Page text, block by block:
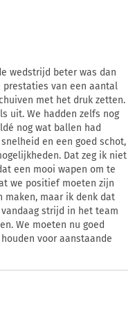
wedstrijd beter was dan
prestaties van een aantal
met het druk zetten.
uit. We hadden zelfs nog
nog wat ballen had
en een goed schot,
Dat zeg ik niet
een mooi wapen om te
we positief moeten zijn
maken, maar ik denk dat
strijd in het team
We moeten nu goed
voor aanstaande